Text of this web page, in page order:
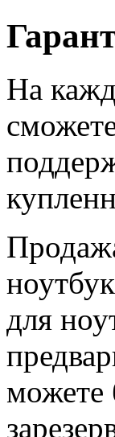
На
для
можете